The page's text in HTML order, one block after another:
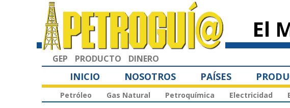
El
GEP PRODUCTO DINERO
INICIO NOSOTROS PAÍSES
Petróleo Gas Natural Petroquímica Electricidad